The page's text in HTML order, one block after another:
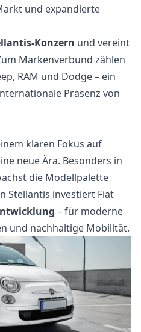
und expandierte
Konzern und vereint
Markenverbund zählen
RAM und Dodge – ein
Präsenz von
klaren Fokus auf
neue Ära. Besonders in
die Modellpalette
Stellantis investiert Fiat
– für moderne
und nachhaltige Mobilität.